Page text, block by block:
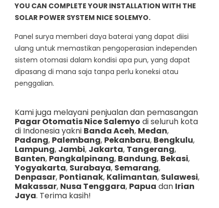
YOU CAN COMPLETE YOUR INSTALLATION WITH THE
SOLAR POWER SYSTEM NICE SOLEMYO.
Panel surya memberi daya baterai yang dapat diisi
ulang untuk memastikan pengoperasian independen
sistem otomasi dalam kondisi apa pun, yang dapat
dipasang di mana saja tanpa perlu koneksi atau
penggalian.
Kami juga melayani penjualan dan pemasangan
Pagar Otomatis Nice Salemyo di seluruh kota
di Indonesia yakni Banda Aceh, Medan,
Padang, Palembang, Pekanbaru, Bengkulu,
Lampung, Jambi, Jakarta, Tangerang,
Banten, Pangkalpinang, Bandung, Bekasi,
Yogyakarta, Surabaya, Semarang,
Denpasar, Pontianak, Kalimantan, Sulawesi,
Makassar, Nusa Tenggara, Papua dan Irian
Jaya. Terima kasih!